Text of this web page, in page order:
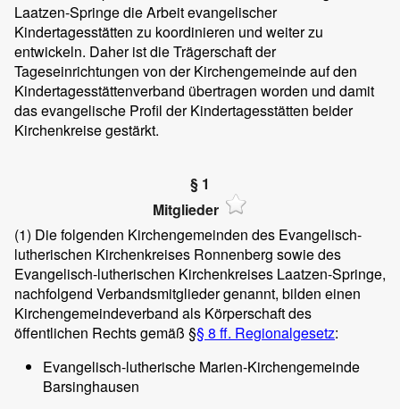
Laatzen-Springe die Arbeit evangelischer
Kindertagesstätten zu koordinieren und weiter zu
entwickeln. Daher ist die Trägerschaft der
Tageseinrichtungen von der Kirchengemeinde auf den
Kindertagesstättenverband übertragen worden und damit
das evangelische Profil der Kindertagesstätten beider
Kirchenkreise gestärkt.
§ 1
Mitglieder
(1) Die folgenden Kirchengemeinden des Evangelisch-
lutherischen Kirchenkreises Ronnenberg sowie des
Evangelisch-lutherischen Kirchenkreises Laatzen-Springe,
nachfolgend Verbandsmitglieder genannt, bilden einen
Kirchengemeindeverband als Körperschaft des
öffentlichen Rechts gemäß §§ 8 ff. Regionalgesetz:
Evangelisch-lutherische Marien-Kirchengemeinde
Barsinghausen